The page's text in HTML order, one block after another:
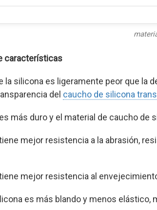
características
la silicona es ligeramente peor que la
del caucho de silicona
más duro y el material de caucho de
mejor resistencia a la abrasión,
mejor resistencia al
es más blando y menos elástico,